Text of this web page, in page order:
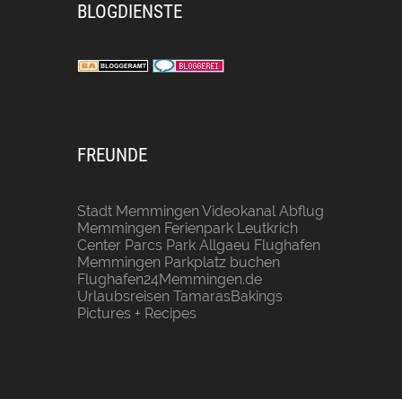
BLOGDIENSTE
FREUNDE
Stadt MemmingenVideokanal Abflug
Memmingen Ferienpark Leutkrich
Center Parcs Park Allgaeu Flughafen
Memmingen Parkplatz buchen
Flughafen24Memmingen.de
Urlaubsreisen TamarasBakings
Pictures + Recipes